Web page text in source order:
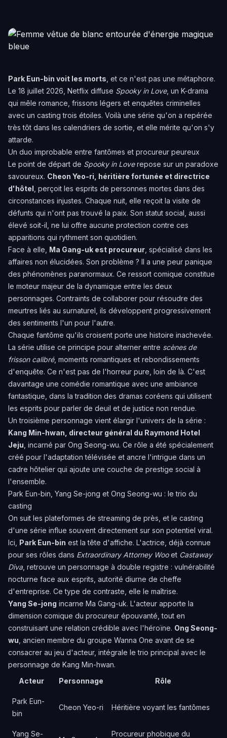
Park Eun-bin voit les morts , et ce n'est pas une métaphore.
Le 18 juillet 2026, Netflix diffuse Spooky in Love, un K-drama
qui mêle romance, frissons légers et enquêtes criminelles
avec un casting trois étoiles. Voilà une série qu'on a repérée
très tôt dans les calendriers de sortie, et elle mérite qu'on s'y
attarde.
Un duo improbable entre fantômes et procureur peureux
Le point de départ de Spooky in Loverepose sur un paradoxe
savoureux. Cheon Yeo-ri, héritière fortunée et directrice
d'hôtel , perçoit les esprits de personnes mortes dans des
circonstances injustes. Chaque nuit, elle reçoit la visite de
défunts qui n'ont pas trouvé la paix. Son statut social, aussi
élevé soit-il, ne lui offre aucune protection contre ces
apparitions qui rythment son quotidien.
Face à elle, Ma Gang-uk est procureur , spécialisé dans les
affaires non élucidées. Son problème ? Il a une peur panique
des phénomènes paranormaux. Ce ressort comique constitue
le moteur majeur de la dynamique entre les deux
personnages. Contraints de collaborer pour résoudre des
meurtres liés au surnaturel, ils développent progressivement
des sentiments l'un pour l'autre.
Chaque fantôme qu'ils croisent porte une histoire inachevée.
La série utilise ce principe pour alterner entre scènes de
frisson calibré, moments romantiques et rebondissements
d'enquête. Ce n'est pas de l'horreur pure, loin de là. C'est
davantage une comédie romantique avec une ambiance
fantastique, dans la tradition des dramas coréens qui utilisent
les esprits pour parler de deuil et de justice non rendue.
Un troisième personnage vient élargir l'univers de la série :
Kang Min-hwan, directeur général du Raymond Hotel
Jeju , incarné par Ong Seong-wu. Ce rôle a été spécialement
créé pour l'adaptation télévisée et ancre l'intrigue dans un
cadre hôtelier qui ajoute une couche de prestige social à
l'ensemble.
Park Eun-bin, Yang Se-jong et Ong Seong-wu : le trio du
casting
On suit les plateformes de streaming de près, et le casting
d'une série influe souvent directement sur son potentiel viral.
Ici, Park Eun-bin est la tête d'affiche. L'actrice, déjà connue
pour ses rôles dans Extraordinary Attorney Wooet Castaway
Diva , retrouve un personnage à double registre : vulnérabilité
nocturne face aux esprits, autorité diurne de cheffe
d'entreprise. Ce type de contraste, elle le maîtrise.
Yang Se-jong incarne Ma Gang-uk. L'acteur apporte la
dimension comique du procureur épouvanté, tout en
construisant une relation crédible avec l'héroïne. Ong Seong-
wu , ancien membre du groupe Wanna One avant de se
consacrer au jeu d'acteur, intégrale le trio principal avec le
personnage de Kang Min-hwan.
Acteur
Personnage Rôle
Park Eun-
bin
Cheon Yeo-ri Héritière voyant les fantômes
Yang Se- Procureur phobique du